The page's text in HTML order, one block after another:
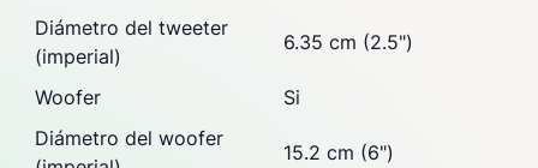
Diámetro del tweeter
(imperial)
6.35 cm (2.5")
Woofer
Si
Diámetro del woofer
15.2 cm (6")